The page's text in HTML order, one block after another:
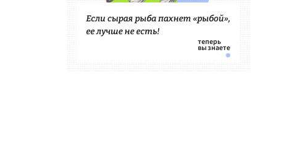
Если сырая рыба пахнет «рыбой»,
ее лучше не есть!